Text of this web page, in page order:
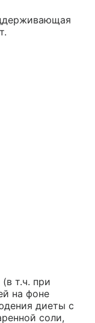
т.ч. при
на фоне
диеты с
соли,